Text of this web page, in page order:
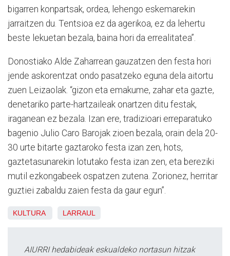
bigarren konpartsak, ordea, lehengo eskemarekin
jarraitzen du. Tentsioa ez da agerikoa, ez da lehertu
beste lekuetan bezala, baina hori da errealitatea”.
Donostiako Alde Zaharrean gauzatzen den festa hori
jende askorentzat ondo pasatzeko eguna dela aitortu
zuen Leizaolak. “gizon eta emakume, zahar eta gazte,
denetariko parte-hartzaileak onartzen ditu festak,
iraganean ez bezala. Izan ere, tradizioari erreparatuko
bagenio Julio Caro Barojak zioen bezala, orain dela 20-
30 urte bitarte gaztaroko festa izan zen, hots,
gaztetasunarekin lotutako festa izan zen, eta bereziki
mutil ezkongabeek ospatzen zutena. Zorionez, herritar
guztiei zabaldu zaien festa da gaur egun”.
KULTURA LARRAUL
AIURRI hedabideak eskualdeko nortasun hitzak